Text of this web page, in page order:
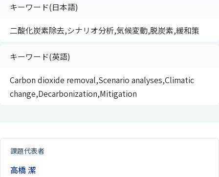
キーワード(日本語)
二酸化炭素除去,シナリオ分析,気候変動,脱炭素,緩和策
キーワード(英語)
Carbon dioxide removal,Scenario analyses,Climatic
change,Decarbonization,Mitigation
課題代表者
高橋 潔